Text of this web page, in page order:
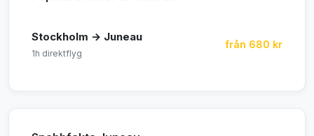
Stockholm → Juneau
1h direktflyg
från 680 kr